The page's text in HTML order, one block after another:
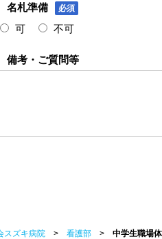
名札準備 必須
可 不可
備考・ご質問等
スズキ病院 > 看護部 > 中学生職場